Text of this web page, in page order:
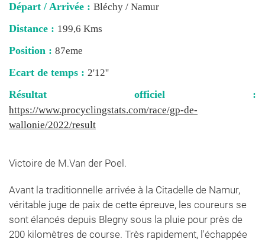
Départ / Arrivée : Bléchy / Namur
Distance : 199,6 Kms
Position : 87eme
Ecart de temps : 2'12''
Résultat officiel :
https://www.procyclingstats.com/race/gp-de-
wallonie/2022/result
Victoire de M.Van der Poel.
Avant la traditionnelle arrivée à la Citadelle de Namur,
véritable juge de paix de cette épreuve, les coureurs se
sont élancés depuis Blegny sous la pluie pour près de
200 kilomètres de course. Très rapidement, l'échappée